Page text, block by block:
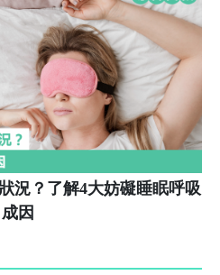
況？了解4大妨礙睡眠呼吸
成因